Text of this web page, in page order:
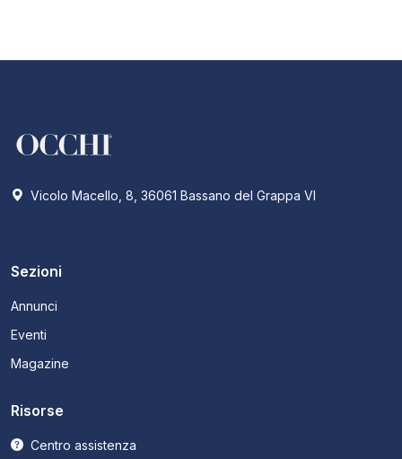
Vicolo Macello, 8, 36061 Bassano del Grappa VI
Sezioni
Annunci
Eventi
Magazine
Risorse
Centro assistenza